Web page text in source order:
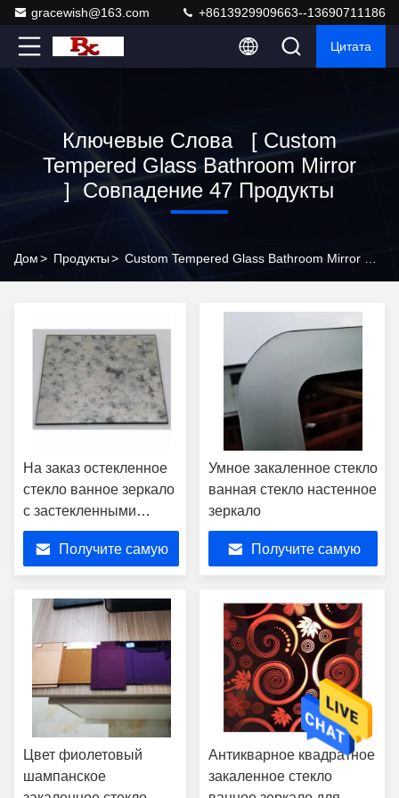
gracewish@163.com +8613929909663--13690711186
Цитата
Ключевые Слова [ Custom
Tempered Glass Bathroom Mirror
] Совпадение 47 Продукты
Дом> Продукты>
На заказ остекленное
стекло ванное зеркало
с застекленными
краями, бронзовая
золотая антикварная
зеркальная плитка
Получите самую
Умное закаленное стекло
ванная стекло настенное
зеркало
Получите самую
Цвет фиолетовый
шампанское
Антикварное квадратное
закаленное стекло